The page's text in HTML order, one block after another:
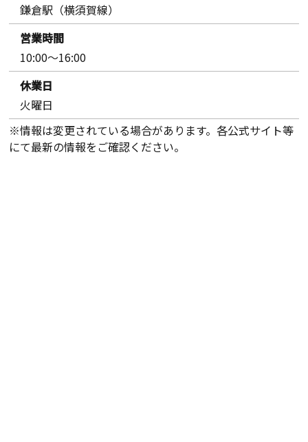
鎌倉駅（横須賀線）
営業時間
10:00～16:00
休業日
火曜日
※情報は変更されている場合があります。各公式サイト等
にて最新の情報をご確認ください。